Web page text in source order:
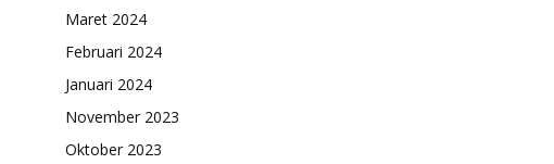
Maret 2024
Februari 2024
Januari 2024
November 2023
Oktober 2023